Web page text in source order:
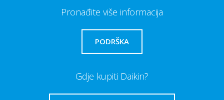
Pronađite više informacija
PODRŠKA
Gdje kupiti Daikin?